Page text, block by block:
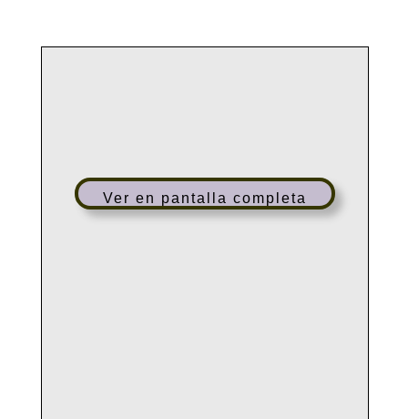
Ver en pantalla completa